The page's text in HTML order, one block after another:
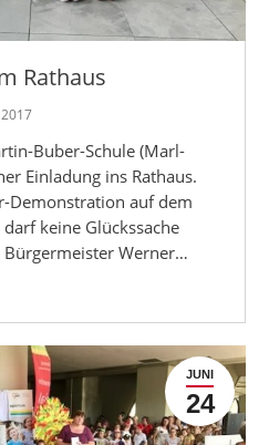
Rathaus
Buber-Schule (Marl-
Einladung ins Rathaus.
Demonstration auf dem
darf keine Glückssache
Bürgermeister Werner…
JUNI
24